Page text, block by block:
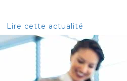
Lire cette actualité